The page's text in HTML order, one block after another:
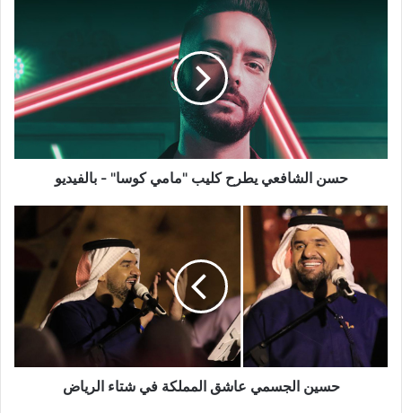
بالفيديو
حسن الشافعي يطرح كليب "مامي كوسا" - بالفيديو
حسين
الجسمي
المملكة
في
شتاء
الرياض
حسين الجسمي عاشق المملكة في شتاء الرياض